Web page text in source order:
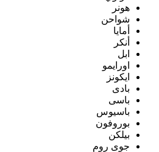
هونر
شواحن
أمايا
أنكر
ابل
اورايمو
ايكونز
بادى
باسى
باسيوس
بوروفون
بيلكن
جوى روم